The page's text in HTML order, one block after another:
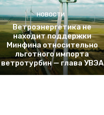
НОВОСТИ
Ветроэнергетика не
находит поддержки
Минфина относительно
льготного импорта
ветротурбин — глава УВЭА